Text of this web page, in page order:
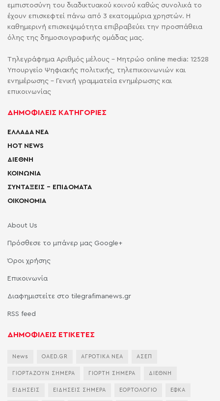
εμπιστοσύνη του διαδικτυακού κοινού καθώς συνολικά το
έχουν επισκεφτεί πάνω από 3 εκατομμύρια χρηστών. Η
καθημερινή επισκεψιμότητα επιβραβεύει την προσπάθεια
όλης της δημοσιογραφικής ομάδας μας.
Τηλεγράφημα Αριθμός μέλους - Μητρώο online media: 12528
Υπουργείο Ψηφιακής πολιτικής, τηλεπικοινωνιών και
ενημέρωσης - Γενική γραμματεία ενημέρωσης και
επικοινωνίας
ΔΗΜΟΦΙΛΕΙΣ ΚΑΤΗΓΟΡΙΕΣ
ΕΛΛΑΔΑ ΝΕΑ
HOT NEWS
ΔΙΕΘΝΗ
ΚΟΙΝΩΝΙΑ
ΣΥΝΤΑΞΕΙΣ – ΕΠΙΔΟΜΑΤΑ
ΟΙΚΟΝΟΜΙΑ
About Us
Πρόσθεσε το μπάνερ μας Google+
Όροι χρήσης
Επικοινωνία
Διαφημιστείτε στο tilegrafimanews.gr
RSS feed
ΔΗΜΟΦΙΛΕΙΣ ΕΤΙΚΕΤΕΣ
News OAED.GR ΑΓΡΟΤΙΚΑ ΝΕΑ ΑΣΕΠ
ΓΙΟΡΤΑΖΟΥΝ ΣΗΜΕΡΑ ΓΙΟΡΤΗ ΣΗΜΕΡΑ ΔΙΕΘΝΗ
ΕΙΔΗΣΕΙΣ ΕΙΔΗΣΕΙΣ ΣΗΜΕΡΑ ΕΟΡΤΟΛΟΓΙΟ ΕΦΚΑ